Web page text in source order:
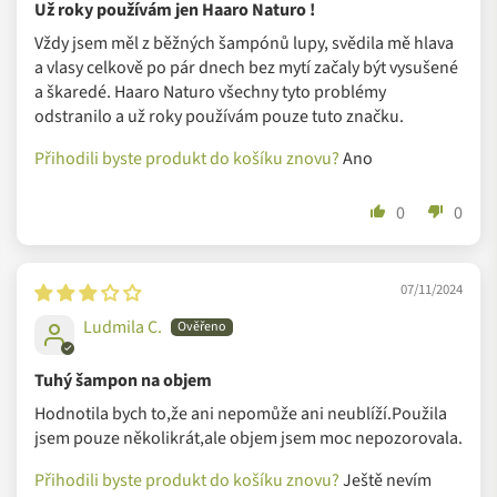
Obsahují produkty palmový olej? Ne.
Suroviny do produktů Haaro Naturo jsou pečlivě voleny tak,
aby se obešly zcela bez palmového oleje a jeho derivátů.
Už roky používám jen Haaro Naturo !
Vždy jsem měl z běžných šampónů lupy, svědila mě hlava
a vlasy celkově po pár dnech bez mytí začaly být vysušené
a škaredé. Haaro Naturo všechny tyto problémy
odstranilo a už roky používám pouze tuto značku.
Přihodili byste produkt do košíku znovu?Ano
0 0
07/11/2024
Ludmila C.
Tuhý šampon na objem
Hodnotila bych to,že ani nepomůže ani neublíží.Použila
jsem pouze několikrát,ale objem jsem moc nepozorovala.
Přihodili byste produkt do košíku znovu?Ještě nevím